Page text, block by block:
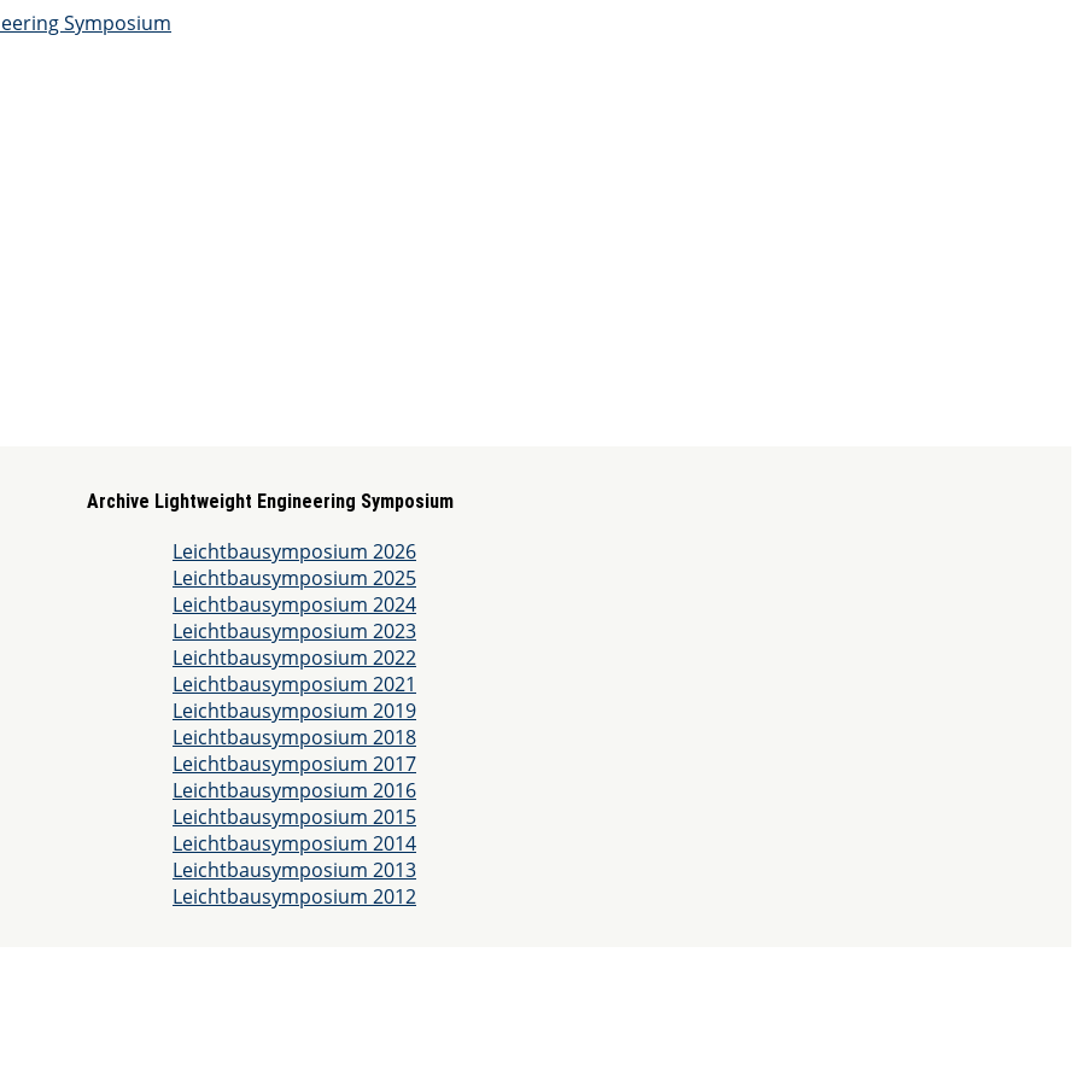
Archive Lightweight Engineering Symposium
Leichtbausymposium 2026
Leichtbausymposium 2025
Leichtbausymposium 2024
Leichtbausymposium 2023
Leichtbausymposium 2022
Leichtbausymposium 2021
Leichtbausymposium 2019
Leichtbausymposium 2018
Leichtbausymposium 2017
Leichtbausymposium 2016
Leichtbausymposium 2015
Leichtbausymposium 2014
Leichtbausymposium 2013
Leichtbausymposium 2012